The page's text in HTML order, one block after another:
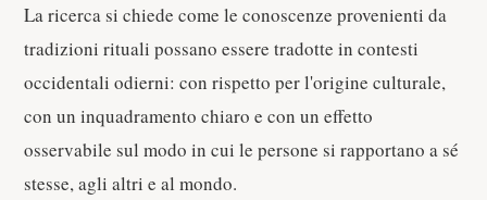
La ricerca si chiede come le conoscenze provenienti da
tradizioni rituali possano essere tradotte in contesti
occidentali odierni: con rispetto per l'origine culturale,
con un inquadramento chiaro e con un effetto
osservabile sul modo in cui le persone si rapportano a sé
stesse, agli altri e al mondo.